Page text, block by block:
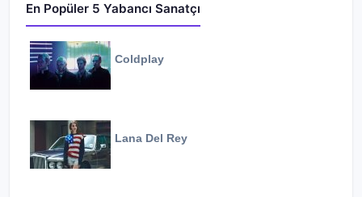
En Popüler 5 Yabancı Sanatçı
Coldplay
Lana Del Rey